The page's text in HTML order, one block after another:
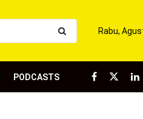
Rabu,
PODCASTS